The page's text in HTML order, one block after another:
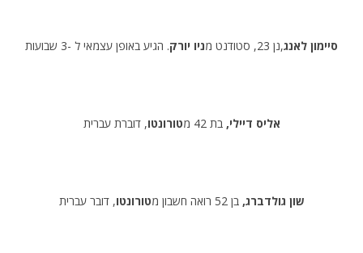
סיימון לאנג,נן 23, סטודנט מ ניו יורק. הגיע באופן עצמאי ל -3 שבועות
אליס דיילי, בת 42 מ טורונטו, דוברת עברית
שון גולדברג, בן 52 רואה חשבון מ טורונטו, דובר עברית